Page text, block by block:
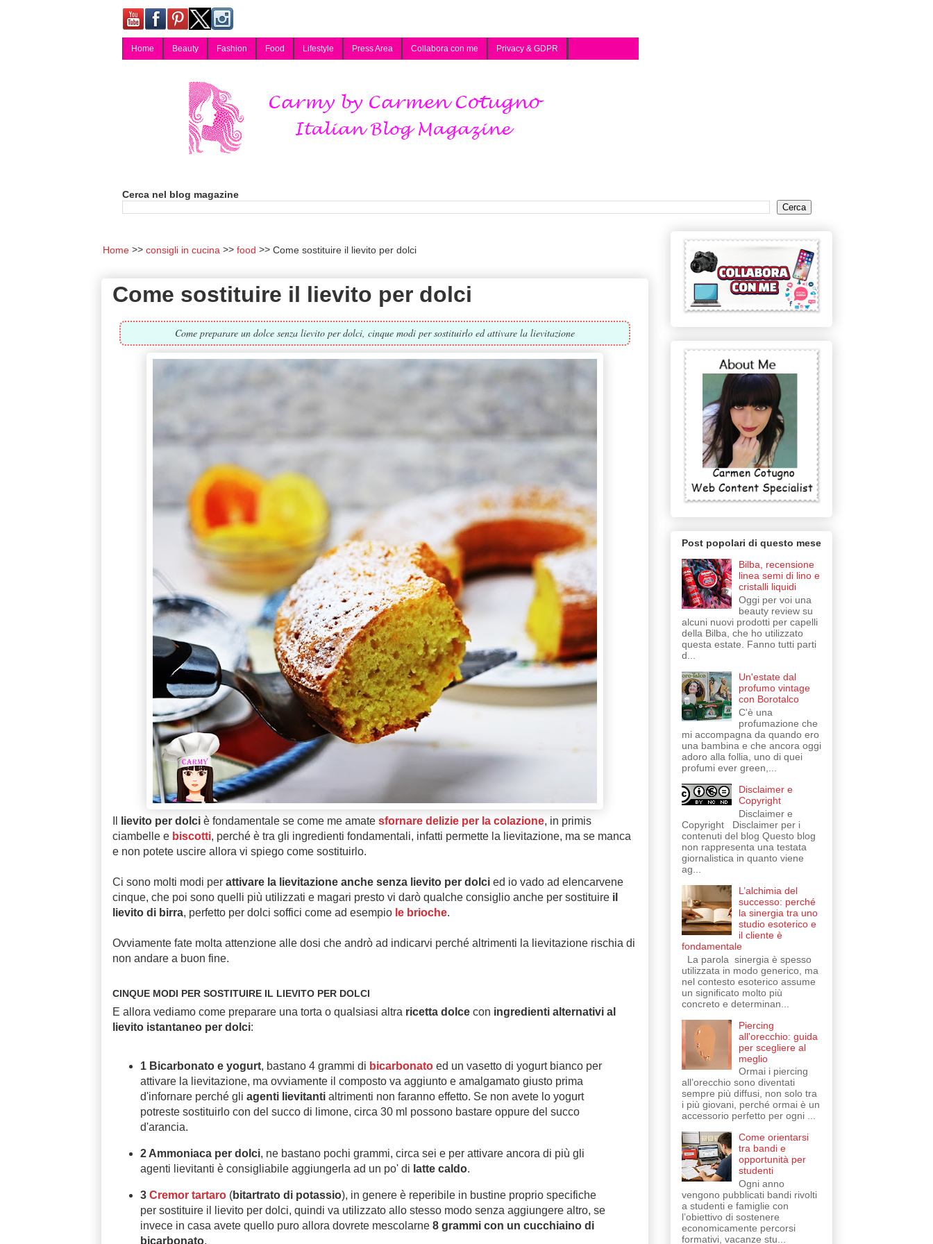
Home Beauty Fashion Food Lifestyle Press Area Collabora con me Privacy & GDPR
Cerca nel blog magazine
Home consigli in cucina food Come sostituire il lievito per dolci
Come sostituire il lievito per dolci
Come preparare un dolce senza lievito per dolci, cinque modi per sostituirlo ed attivare la lievitazione
lievito per dolciè fondamentale se come me amate sfornare delizie per la colazione, in primis
ciambelle ebiscotti, perché è tra gli ingredienti fondamentali, infatti permette la lievitazione, ma se manca
e non potete uscire allora vi spiego come sostituirlo.
Ci sono molti modi perattivare la lievitazione anche senza lievito per dolci ed io vado ad elencarvene
cinque, che poi sono quelli più utilizzati e magari presto vi darò qualche consiglio anche per sostituire il
lievito di birra, perfetto per dolci soffici come ad esempio le brioche.
Ovviamente fate molta attenzione alle dosi che andrò ad indicarvi perché altrimenti la lievitazione rischia di
non andare a buon fine.
CINQUE MODI PER SOSTITUIRE IL LIEVITO PER DOLCI
E allora vediamo come preparare una torta o qualsiasi altra ricetta dolcecon ingredienti alternativi al
lievito istantaneo per dolci:
1 Bicarbonato e yogurt, bastano 4 grammi di bicarbonato ed un vasetto di yogurt bianco per
attivare la lievitazione, ma ovviamente il composto va aggiunto e amalgamato giusto prima
d'infornare perché gli agenti lievitanti altrimenti non faranno effetto. Se non avete lo yogurt
potreste sostituirlo con del succo di limone, circa 30 ml possono bastare oppure del succo
d'arancia.
2 Ammoniaca per dolci, ne bastano pochi grammi, circa sei e per attivare ancora di più gli
agenti lievitanti è consigliabile aggiungerla ad un po' di latte caldo.
3 Cremor tartaro(bitartrato di potassio), in genere è reperibile in bustine proprio specifiche
per sostituire il lievito per dolci, quindi va utilizzato allo stesso modo senza aggiungere altro, se
invece in casa avete quello puro allora dovrete mescolarne 8 grammi con un cucchiaino di
bicarbonato.
Post popolari di questo mese
Bilba, recensione
linea semi di lino e
cristalli liquidi
Oggi per voi una
beauty review su
alcuni nuovi prodotti per capelli
della Bilba, che ho utilizzato
questa estate. Fanno tutti parti
d...
Un'estate dal
profumo vintage
con Borotalco
C'è una
profumazione che
mi accompagna da quando ero
una bambina e che ancora oggi
adoro alla follia, uno di quei
profumi ever green,...
Disclaimer e
Copyright
Disclaimer e
Copyright Disclaimer per i
contenuti del blog Questo blog
non rappresenta una testata
giornalistica in quanto viene
ag...
L’alchimia del
successo: perché
la sinergia tra uno
studio esoterico e
il cliente è
fondamentale
La parola sinergia è spesso
utilizzata in modo generico, ma
nel contesto esoterico assume
un significato molto più
concreto e determinan...
Piercing
all'orecchio: guida
per scegliere al
meglio
Ormai i piercing
all’orecchio sono diventati
sempre più diffusi, non solo tra
i più giovani, perché ormai è un
accessorio perfetto per ogni ...
Come orientarsi
tra bandi e
opportunità per
studenti
Ogni anno
vengono pubblicati bandi rivolti
a studenti e famiglie con
l’obiettivo di sostenere
economicamente percorsi
formativi, vacanze stu...